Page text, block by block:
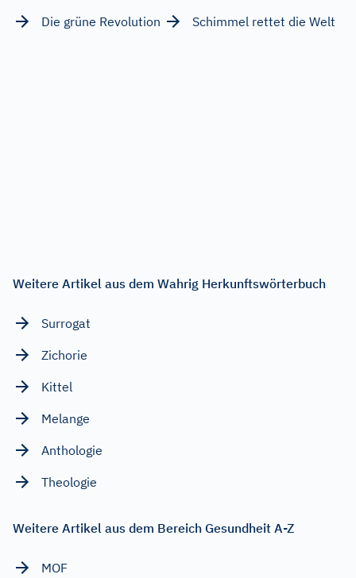
Die grüne Revolution
Schimmel rettet die Welt
Weitere Artikel aus dem Wahrig Herkunftswörterbuch
Surrogat
Zichorie
Kittel
Melange
Anthologie
Theologie
Weitere Artikel aus dem Bereich Gesundheit A-Z
MOF